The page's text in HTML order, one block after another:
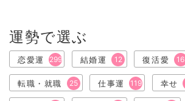
運勢で選ぶ
恋愛運 299 結婚運 12 復活愛 16
転職・就職 25 仕事運 119 幸せ